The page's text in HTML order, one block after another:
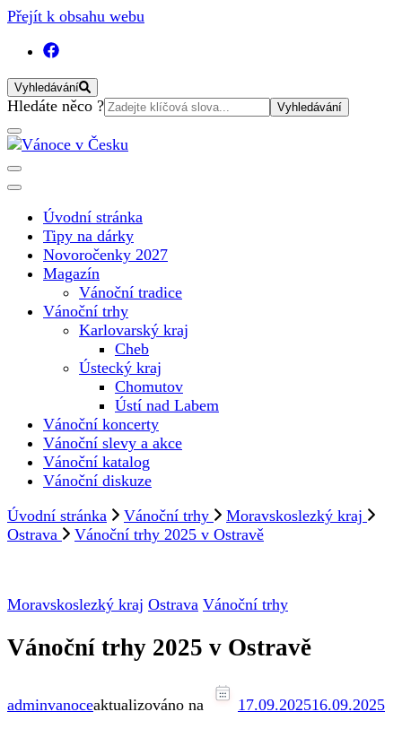
Přejít k obsahu webu
Vyhledávání
Vyhledat:
Hledáte něco ?
Vánoce v Česku
nejkrásnějším svátku v roce v České republice
Úvodní stránka
Tipy na dárky
Novoročenky 2027
Magazín
Vánoční tradice
Vánoční trhy
Karlovarský kraj
Cheb
Ústecký kraj
Chomutov
Ústí nad Labem
Vánoční koncerty
Vánoční slevy a akce
Vánoční katalog
Vánoční diskuze
Úvodní stránka
Vánoční trhy
Moravskoslezký kraj
Ostrava
Vánoční trhy 2025 v Ostravě
Moravskoslezký kraj Ostrava Vánoční trhy
Vánoční trhy 2025 v Ostravě
adminvanoceaktualizováno na 17.09.202516.09.2025